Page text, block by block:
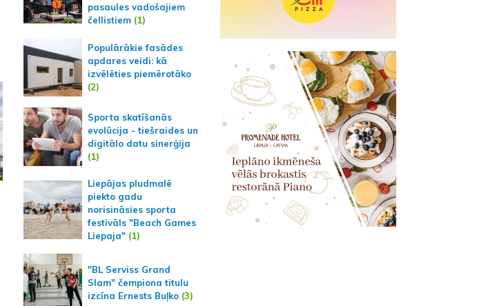
pasaules vadošajiem
čellistiem (1)
Populārākie fasādes
apdares veidi: kā
izvēlēties piemērotāko
(2)
Sporta skatīšanās
evolūcija - tiešraides un
digitālo datu sinerģija
(1)
Liepājas pludmalē
piekto gadu
norisināsies sporta
festivāls "Beach Games
Liepaja" (1)
"BL Serviss Grand
Slam" čempiona titulu
izcīna Ernests Buļko (3)